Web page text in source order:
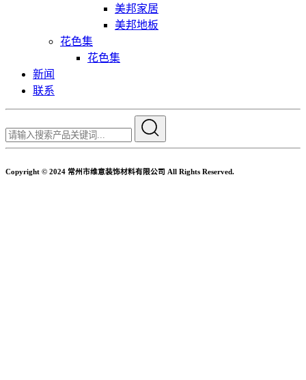
美邦家居
美邦地板
花色集
花色集
新闻
联系
Copyright © 2024 常州市维意装饰材料有限公司 All Rights Reserved.